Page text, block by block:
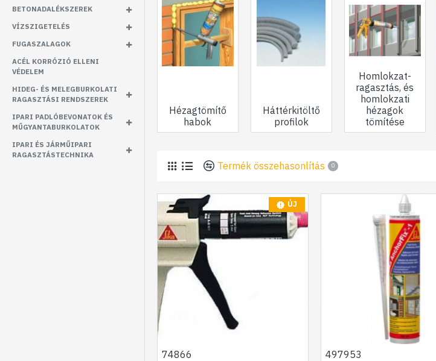
BETONADALÉKSZEREK
VÍZSZIGETELÉS
FUGASZALAGOK
ACÉL KORRÓZIÓ ELLENI
VÉDELEM
HIDEG- ÉS MELEGBURKOLATI
RAGASZTÁSI RENDSZEREK
IPARI PADLÓBEVONATOK ÉS
MŰGYANTABURKOLATOK
IPARI ÉS JÁRMŰIPARI
RAGASZTÁSTECHNIKA
Hézagtömítő
habok
Háttérkitöltő
profilok
Homlokzat-
ragasztás, és
homlokzati
hézagok
tömítése
Termék összehasonlítás 0
ÚJ
74866 497953